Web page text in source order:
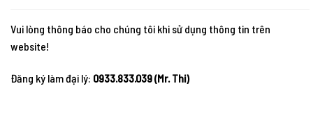
Vui lòng thông báo cho chúng tôi khi sử dụng thông tin trên
website!
Đăng ký làm đại lý: 0933.833.039 (Mr. Thi)